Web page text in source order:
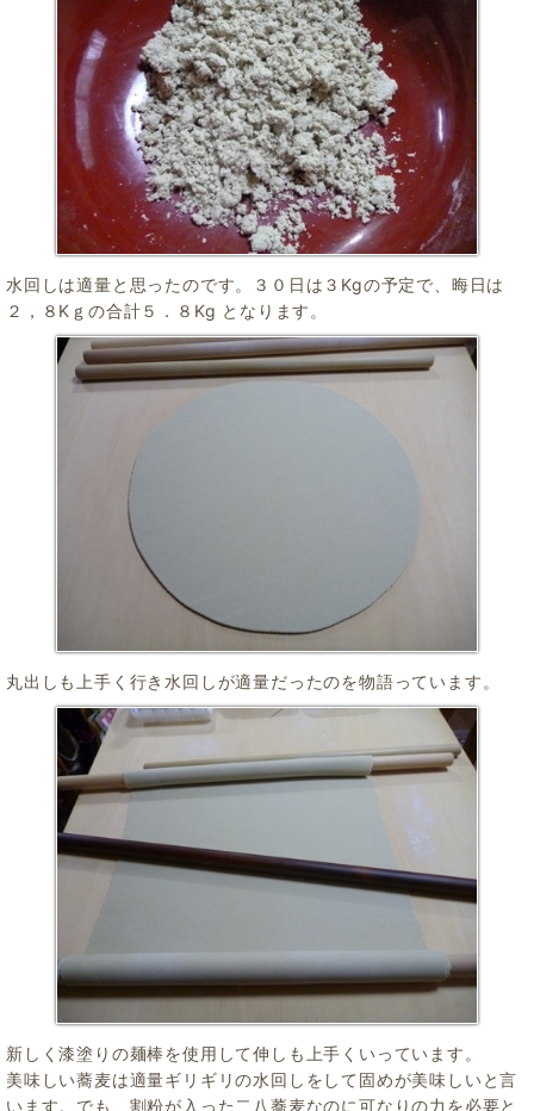
水回しは適量と思ったのです。３０日は３Kgの予定で、晦日は
２，８Kｇの合計５．８Kg となります。
丸出しも上手く行き水回しが適量だったのを物語っています。
新しく漆塗りの麺棒を使用して伸しも上手くいっています。
美味しい蕎麦は適量ギリギリの水回しをして固めが美味しいと言
います。でも、割粉が入った二八蕎麦なのに可なりの力を必要と